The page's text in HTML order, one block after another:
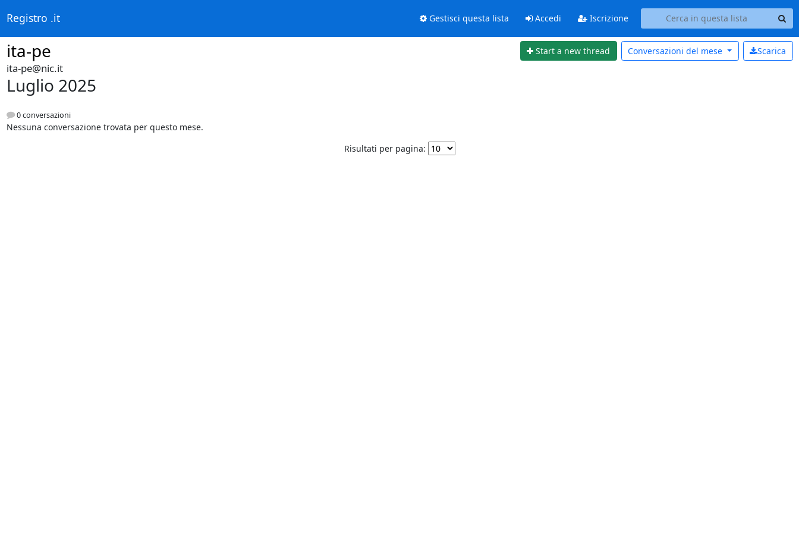
Registro .it Gestisci questa lista Accedi Iscrizione
ita-pe Start a new thread Scarica
Conversazioni del mese
ita-pe@nic.it
Luglio 2025
0 conversazioni
Nessuna conversazione trovata per questo mese.
Risultati per pagina: